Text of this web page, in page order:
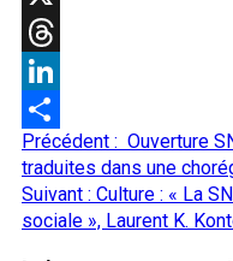
X
Threads
LinkedIn
Partager
Navigation
d’article
Précédent : Ouverture
traduites dans une
Suivant : Culture : « La
sociale », Laurent K.